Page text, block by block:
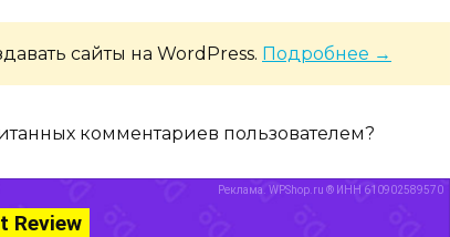
сайты на WordPress. Подробнее →
комментариев пользователем?